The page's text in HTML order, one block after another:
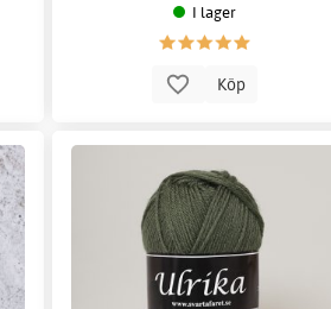
I lager
Köp